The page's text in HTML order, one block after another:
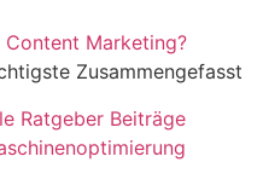
Content Marketing?
Zusammengefasst
Ratgeber Beiträge